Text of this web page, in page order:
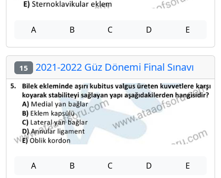
A B C D E
15 2021-2022 Güz Dönemi Final Sınavı
A B C D E